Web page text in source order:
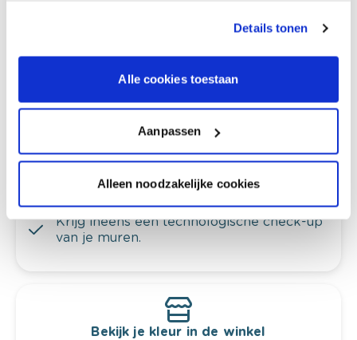
Details tonen
Alle cookies toestaan
Aanpassen
Alleen noodzakelijke cookies
Kleuradvies aan huis
Ga samen met de kleuradviseur door je
Krijg kleuradvies op basis van de lichtinval
en je meubels.
Krijg ineens een technologische check-up
van je muren.
Bekijk je kleur in de winkel